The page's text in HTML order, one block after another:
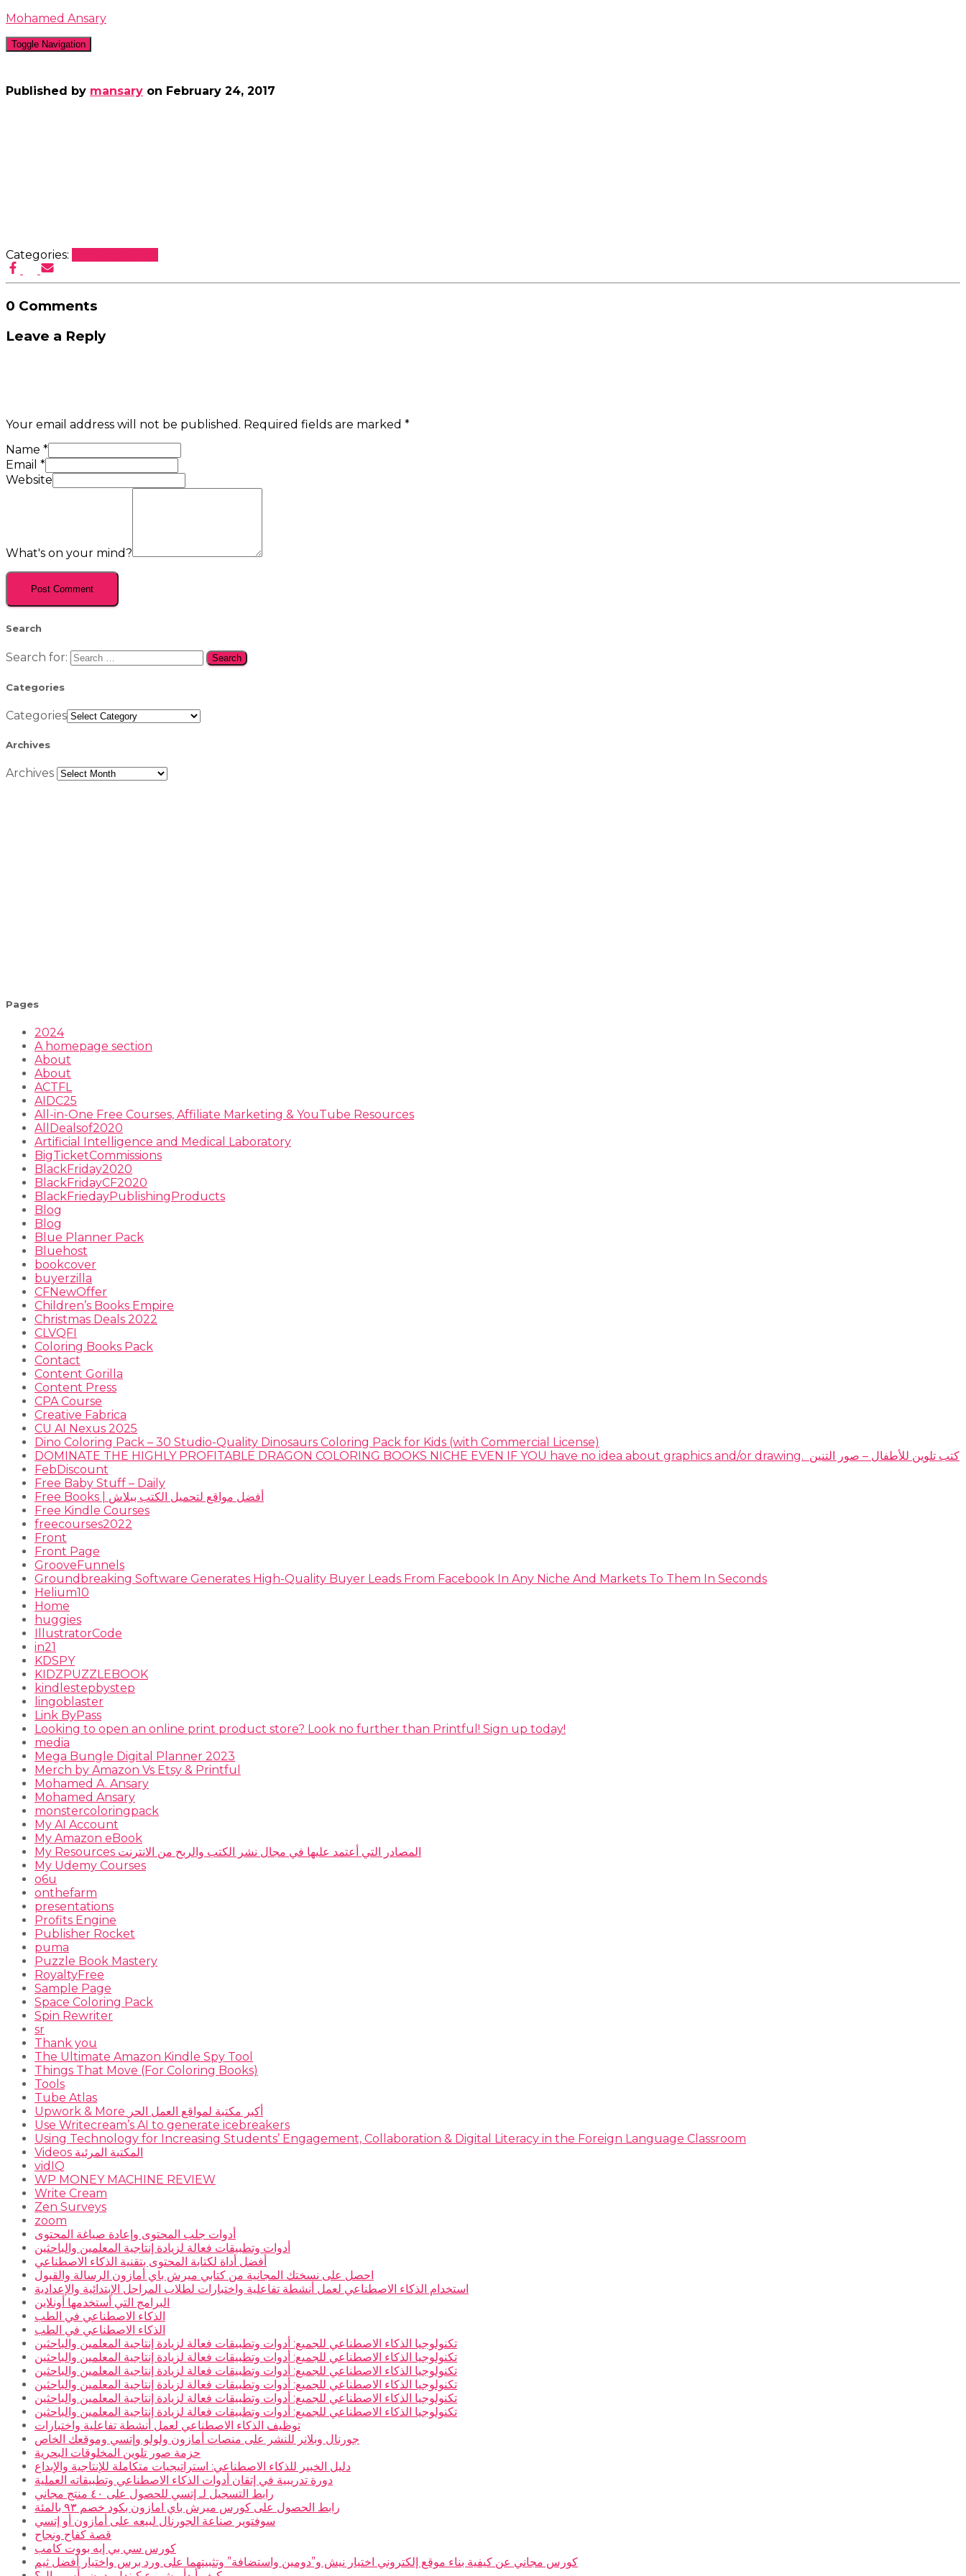
Mohamed Ansary
Toggle Navigation
Published by mansary on February 24, 2017
Categories:
0 Comments
Leave a Reply
Your email address will not be published. Required fields are marked *
Name *
Email *
Website
What's on your mind?
Search
Search for:
Categories
Categories
Archives
Archives
Pages
2024
A homepage section
About
About
ACTFL
AIDC25
All-in-One Free Courses, Affiliate Marketing & YouTube Resources
AllDealsof2020
Artificial Intelligence and Medical Laboratory
BigTicketCommissions
BlackFriday2020
BlackFridayCF2020
BlackFriedayPublishingProducts
Blog
Blog
Blue Planner Pack
Bluehost
bookcover
buyerzilla
CFNewOffer
Children’s Books Empire
Christmas Deals 2022
CLVQFI
Coloring Books Pack
Contact
Content Gorilla
Content Press
CPA Course
Creative Fabrica
CU AI Nexus 2025
Dino Coloring Pack – 30 Studio-Quality Dinosaurs Coloring Pack for Kids (with Commercial License)
DOMINATE THE HIGHLY PROFITABLE DRAGON COLORING BOOKS NICHE EVEN IF YOU have no idea about graphics and/or drawing. ​ كتب تلوين للأطفال – صور التنين
FebDiscount
Free Baby Stuff – Daily
Free Books | أفضل مواقع لتحميل الكتب ببلاش
Free Kindle Courses
freecourses2022
Front
Front Page
GrooveFunnels
Groundbreaking Software Generates High-Quality Buyer Leads From Facebook In Any Niche And Markets To Them In Seconds
Helium10
Home
huggies
IllustratorCode
in21
KDSPY
KIDZPUZZLEBOOK
kindlestepbystep
lingoblaster
Link ByPass
Looking to open an online print product store? Look no further than Printful! Sign up today!
media
Mega Bungle Digital Planner 2023
Merch by Amazon Vs Etsy & Printful
Mohamed A. Ansary
Mohamed Ansary
monstercoloringpack
My AI Account
My Amazon eBook
My Resources المصادر التي أعتمد عليها في مجال نشر الكتب والربح من الانترنت
My Udemy Courses
o6u
onthefarm
presentations
Profits Engine
Publisher Rocket
puma
Puzzle Book Mastery
RoyaltyFree
Sample Page
Space Coloring Pack
Spin Rewriter
sr
Thank you
The Ultimate Amazon Kindle Spy Tool
Things That Move (For Coloring Books)
Tools
Tube Atlas
Upwork & More أكبر مكتبة لمواقع العمل الحر
Use Writecream’s AI to generate icebreakers
Using Technology for Increasing Students’ Engagement, Collaboration & Digital Literacy in the Foreign Language Classroom
Videos المكتبة المرئية
vidIQ
WP MONEY MACHINE REVIEW
Write Cream
Zen Surveys
zoom
أدوات جلب المحتوى وإعادة صياغة المحتوى
أدوات وتطبيقات فعالة لزيادة إنتاجية المعلمين والباحثين
أفضل أداة لكتابة المحتوى بتقنية الذكاء الاصطناعي
احصل على نسختك المجانية من كتابي ميرش باي أمازون الرسالة والقبول
استخدام الذكاء الاصطناعي لعمل أنشطة تفاعلية واختبارات لطلاب المراحل الإبتدائية والإعدادية
البرامج التي أستخدمها أونلاين
الذكاء الاصطناعي في الطب
الذكاء الاصطناعي في الطب
تكنولوجيا الذكاء الاصطناعي للجميع: أدوات وتطبيقات فعالة لزيادة إنتاجية المعلمين والباحثين
تكنولوجيا الذكاء الاصطناعي للجميع: أدوات وتطبيقات فعالة لزيادة إنتاجية المعلمين والباحثين
تكنولوجيا الذكاء الاصطناعي للجميع: أدوات وتطبيقات فعالة لزيادة إنتاجية المعلمين والباحثين
تكنولوجيا الذكاء الاصطناعي للجميع: أدوات وتطبيقات فعالة لزيادة إنتاجية المعلمين والباحثين
تكنولوجيا الذكاء الاصطناعي للجميع: أدوات وتطبيقات فعالة لزيادة إنتاجية المعلمين والباحثين
تكنولوجيا الذكاء الاصطناعي للجميع: أدوات وتطبيقات فعالة لزيادة إنتاجية المعلمين والباحثين
توظيف الذكاء الاصطناعي لعمل أنشطة تفاعلية واختبارات
جورنال وبلانر للنشر على منصات أمازون ولولو وإتسي وموقعك الخاص
حزمة صور تلوين المخلوقات البحرية
دليل الخبير للذكاء الاصطناعي: استراتيجيات متكاملة للإنتاجية والإبداع
دورة تدريبية في إتقان أدوات الذكاء الاصطناعي وتطبيقاته العملية
رابط التسجيل لـ إتسي للحصول على ٤٠ منتج مجاني
رابط الحصول على كورس ميرش باي امازون بكود خصم ٩٣ بالمئة
سوفتوير صناعة الجورنال لبيعه على أمازون أو إتسي
قصة كفاح ونجاح
كورس سي بي إيه بووت كامب
كورس مجاني عن كيفية بناء موقع إلكتروني اختيار نيش و”دومين واستضافة” وتثبيتهما على ورد برس واختيار أفضل ثيم